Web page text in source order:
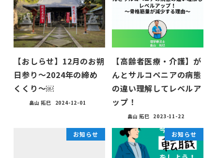
【おしらせ】12月のお朔
日参り〜2024年の締め
くくり〜￼
畠山 拓巳 2024-12-01
【高齢者医療・介護】が
んとサルコペニアの病態
の違い理解してレベルア
ップ！
畠山 拓巳 2023-11-22
お知らせ お知らせ